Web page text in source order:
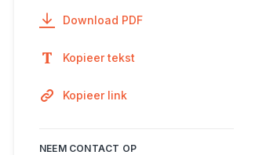
Download PDF
Kopieer tekst
Kopieer link
NEEM CONTACT OP